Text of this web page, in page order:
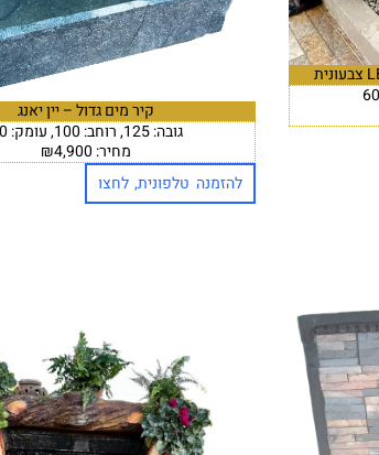
קיר מים גדול – יין יאנג
גובה: 125, רוחב: 100, עומק: 60
מחיר: ₪4,900
להזמנה טלפונית, לחצו